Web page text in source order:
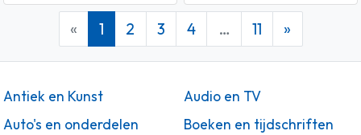
« 1 2 3 4 … 11 »
Antiek en Kunst
Audio en TV
Auto's en onderdelen
Boeken en tijdschriften